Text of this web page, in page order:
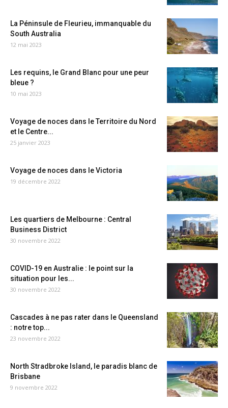
La Péninsule de Fleurieu, immanquable du
South Australia
12 mai 2023
Les requins, le Grand Blanc pour une peur
bleue ?
10 mai 2023
Voyage de noces dans le Territoire du Nord
et le Centre...
25 janvier 2023
Voyage de noces dans le Victoria
19 décembre 2022
Les quartiers de Melbourne : Central
Business District
30 novembre 2022
COVID-19 en Australie : le point sur la
situation pour les...
30 novembre 2022
Cascades à ne pas rater dans le Queensland
: notre top...
23 novembre 2022
North Stradbroke Island, le paradis blanc de
Brisbane
9 novembre 2022